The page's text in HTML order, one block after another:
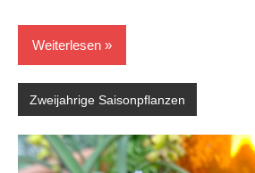
Weiterlesen
Zweijahrige Saisonpflanzen